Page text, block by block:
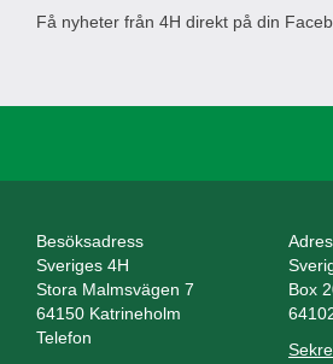
Få nyheter från 4H direkt på din
Besöksadress
Sveriges 4H
Stora Malmsvägen 7
64150 Katrineholm
Box
Telefon